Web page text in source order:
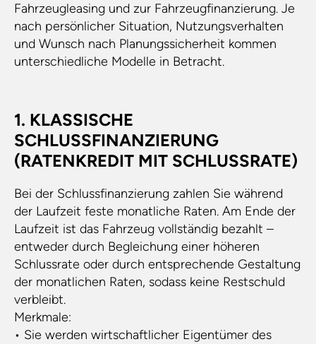
Fahrzeugleasing und zur Fahrzeugfinanzierung. Je
nach persönlicher Situation, Nutzungsverhalten
und Wunsch nach Planungssicherheit kommen
unterschiedliche Modelle in Betracht.
1. KLASSISCHE
SCHLUSSFINANZIERUNG
(RATENKREDIT MIT SCHLUSSRATE)
Bei der Schlussfinanzierung zahlen Sie während
der Laufzeit feste monatliche Raten. Am Ende der
Laufzeit ist das Fahrzeug vollständig bezahlt –
entweder durch Begleichung einer höheren
Schlussrate oder durch entsprechende Gestaltung
der monatlichen Raten, sodass keine Restschuld
verbleibt.
Merkmale:
• Sie werden wirtschaftlicher Eigentümer des